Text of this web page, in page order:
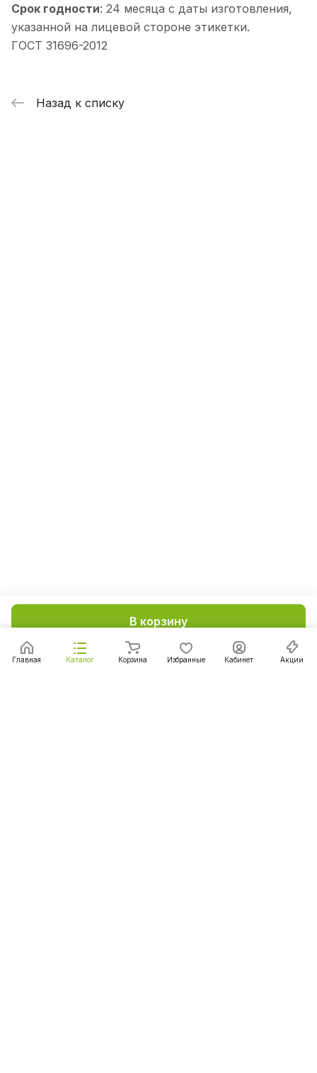
В корзину
Срок годности: 24 месяца с даты изготовления,
указанной на лицевой стороне этикетки.
ГОСТ 31696-2012
Назад к списку
Главная Каталог Корзина Избранные Кабинет Акции